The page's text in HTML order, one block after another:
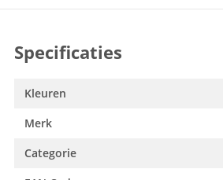
Specificaties
Kleuren
Merk
Categorie